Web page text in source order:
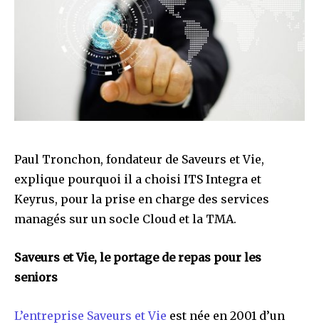
Paul Tronchon, fondateur de Saveurs et Vie,
explique pourquoi il a choisi ITS Integra et
Keyrus, pour la prise en charge des services
managés sur un socle Cloud et la TMA.
Saveurs et Vie, le portage de repas pour les
seniors
L’entreprise Saveurs et Vie est née en 2001 d’un